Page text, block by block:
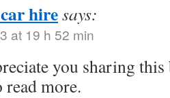
hiresays:
at 19 h 52 min
you sharing
more.